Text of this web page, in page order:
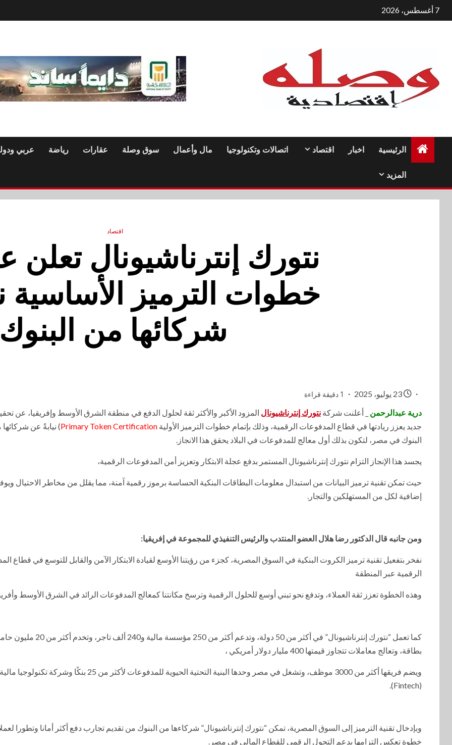
التجاوز
إلى
7 أغسطس، 2026
الرئيسية اخبار اقتصاد اتصالات وتكنولوجيا مال وأعمال سوق وصلة عقارات رياضة عربي
المزيد
اقتصاد
نتورك إنترناشيونال تعلن
خطوات الترميز الأساسية
شركائها من البنوك
1 دقيقة قراءة
درية عبدالرحمن _ أعلنت شركة نتورك إنترناشيونال المزود الأكبر والأكثر ثقة لحلول الدفع في منطقة الشرق الأوسط وإفريقيا، عن
جديد يعزز ريادتها في قطاع المدفوعات الرقمية، وذلك بإتمام خطوات الترميز الأولية Primary Token Certification) نيابةً عن
البنوك في مصر، لتكون بذلك أول معالج للمدفوعات في البلاد يحقق هذا الانجاز.
يجسد هذا الإنجاز التزام نتورك إنترناشيونال المستمر بدفع عجلة الابتكار وتعزيز أمن المدفوعات الرقمية،
حيث تمكن تقنية ترميز البيانات من استبدال معلومات البطاقات البنكية الحساسة برموز رقمية آمنة، مما يقلل من مخاطر الاحتيال
إضافية لكل من المستهلكين والتجار.
ومن جانبه قال الدكتور رضا هلال العضو المنتدب والرئيس التنفيذي للمجموعة في إفريقيا:
نفخر بتفعيل تقنية ترميز الكروت البنكية في السوق المصرية، كجزء من رؤيتنا الأوسع لقيادة الابتكار الآمن والقابل للتوسع في قطاع
الرقمية عبر المنطقة
وهذه الخطوة تعزز ثقة العملاء، وتدفع نحو تبني أوسع للحلول الرقمية وترسخ مكانتنا كمعالج المدفوعات الرائد في الشرق الأوسط
كما تعمل “نتورك إنترناشيونال” في أكثر من 50 دولة، وتدعم أكثر من 250 مؤسسة مالية و240 ألف تاجر، وتخدم
بطاقة، وتعالج معاملات تتجاوز قيمتها 400 مليار دولار أمريكي ،
ويضم فريقها أكثر من 3000 موظف، وتشغل في مصر وحدها البنية التحتية الحيوية للمدفوعات لأكثر من 25 بنكًا وشركة تكنولوجيا مالية
(Fintech).
وبإدخال تقنية الترميز إلى السوق المصرية، تمكن “نتورك إنترناشيونال” شركاءها من البنوك من تقديم تجارب دفع أكثر أمانا وتطورا
خطوة تعكس التزامها بدعم التحول الرقمي للقطاع المالي في مصر.